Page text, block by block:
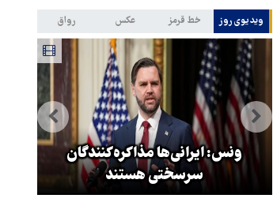
ویدیوی روز خط قرمز عکس رواق
ونس: ایرانی‌ها مذاکره‌کنندگان
سرسختی هستند